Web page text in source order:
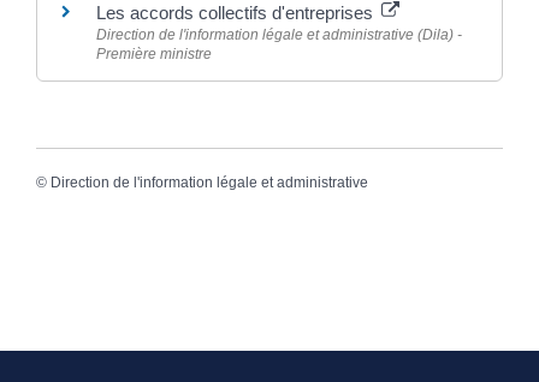
Les accords collectifs d'entreprises
Direction de l'information légale et administrative (Dila) -
Première ministre
© Direction de l'information légale et administrative